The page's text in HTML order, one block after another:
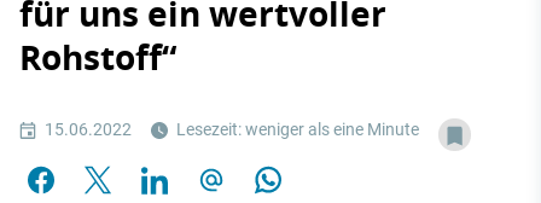
für uns ein wertvoller
Rohstoff“
15.06.2022 Lesezeit: weniger als eine Minute